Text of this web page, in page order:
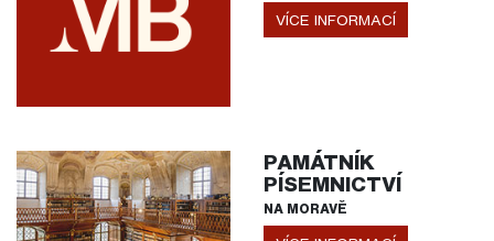
VÍCE INFORMACÍ
PAMÁTNÍK
PÍSEMNICTVÍ
NA MORAVĚ